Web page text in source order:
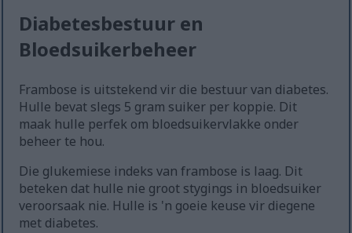
Diabetesbestuur en
Bloedsuikerbeheer
Frambose is uitstekend vir die bestuur van diabetes.
Hulle bevat slegs 5 gram suiker per koppie. Dit
maak hulle perfek om bloedsuikervlakke onder
beheer te hou.
Die glukemiese indeks van frambose is laag. Dit
beteken dat hulle nie groot stygings in bloedsuiker
veroorsaak nie. Hulle is 'n goeie keuse vir diegene
met diabetes.